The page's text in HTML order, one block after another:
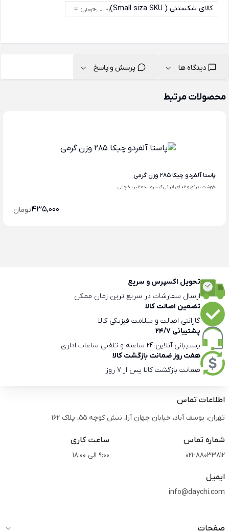
کالای شکستنی ( Small siza SKU)
(+ 4,000 تومان)
دیدگاه ها پرسش و پاسخ
محصولات مرتبط
پاستا آلفردو چیکا 285 وزن گرمی
خورشت ، برنج و غذای ایرانی کنسرو شده غیر یخچالی
435,000تومان
تحویل اکسپرس و سریع
ارسال سفارشات در سریع ترین زمان ممکن
تضمین اصالت کالا
گارانتی اصالت و سلامت فیزیکی کالا
پشتیبانی 24/7
پشتیبانی آنلاین 24 ساعته و تلفنی ساعات اداری
هفت روز ضمانت بازگشت کالا
ضمانت بازگشت کالا پس از 7 روز
اطلاعات تماس
تهران، یوسف آباد، خیابان جهان آرا، نبش کوچه 55، پلاک 162
شماره تماس
021-88033812
ساعت کاری
9:00 الی 18:00
ایمیل
info@daychi.com
صفحات